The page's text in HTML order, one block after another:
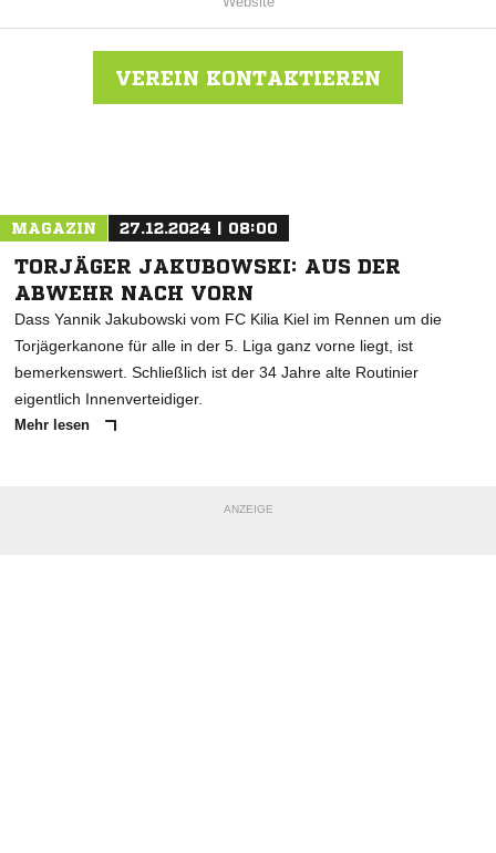
VEREIN KONTAKTIEREN
MAGAZIN 27.12.2024 | 08:00
TORJÄGER JAKUBOWSKI: AUS DER
ABWEHR NACH VORN
Dass Yannik Jakubowski vom FC Kilia Kiel im Rennen um die
Torjägerkanone für alle in der 5. Liga ganz vorne liegt, ist
bemerkenswert. Schließlich ist der 34 Jahre alte Routinier
eigentlich Innenverteidiger.
Mehr lesen
ANZEIGE